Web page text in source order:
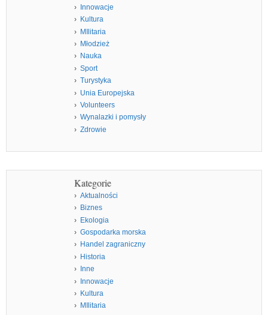
Innowacje
Kultura
MIlitaria
Młodzież
Nauka
Sport
Turystyka
Unia Europejska
Volunteers
Wynalazki i pomysły
Zdrowie
Kategorie
Aktualności
Biznes
Ekologia
Gospodarka morska
Handel zagraniczny
Historia
Inne
Innowacje
Kultura
MIlitaria